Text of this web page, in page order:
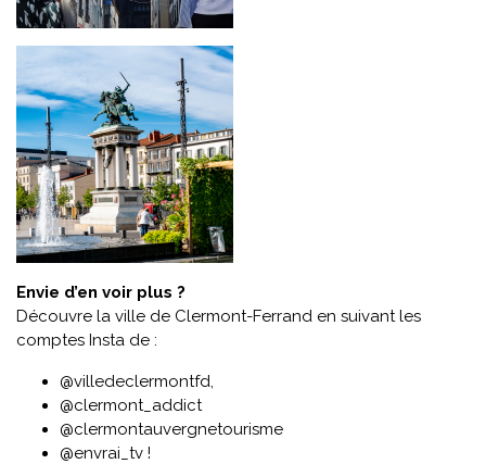
Envie d’en voir plus ?
Découvre la ville de Clermont-Ferrand en suivant les
comptes Insta de :
@villedeclermontfd,
@clermont_addict
@clermontauvergnetourisme
@envrai_tv !